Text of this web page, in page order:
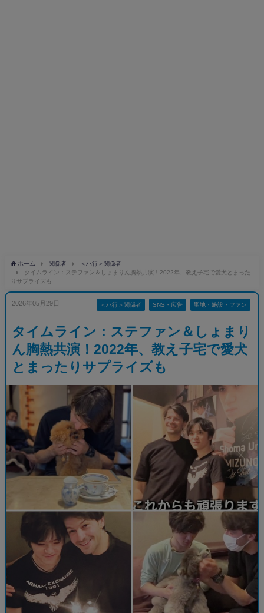
ホーム 関係者
＜ハ行＞関係者
タイムライン：ステファン＆しょまりん胸熱共演！2022年、教え子宅で愛犬とまった
りサプライズも
2026年05月29日 ＜ハ行＞関係者 SNS・広告 聖地・施設・ファン
タイムライン：ステファン＆しょまり
ん胸熱共演！2022年、教え子宅で愛犬
とまったりサプライズも